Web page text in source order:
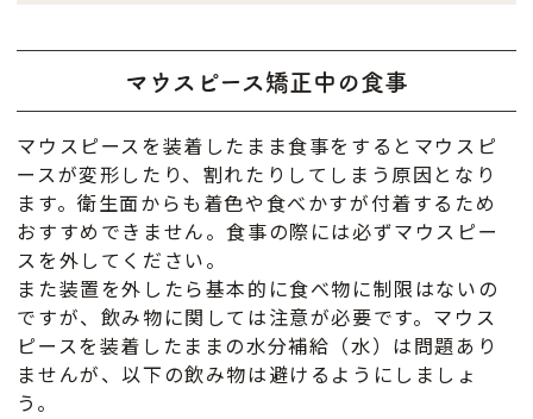
マウスピース矯正中の食事
マウスピースを装着したまま食事をするとマウスピ
ースが変形したり、割れたりしてしまう原因となり
ます。衛生面からも着色や食べかすが付着するため
おすすめできません。食事の際には必ずマウスピー
スを外してください。
また装置を外したら基本的に食べ物に制限はないの
ですが、飲み物に関しては注意が必要です。マウス
ピースを装着したままの水分補給（水）は問題あり
ませんが、以下の飲み物は避けるようにしましょ
う。